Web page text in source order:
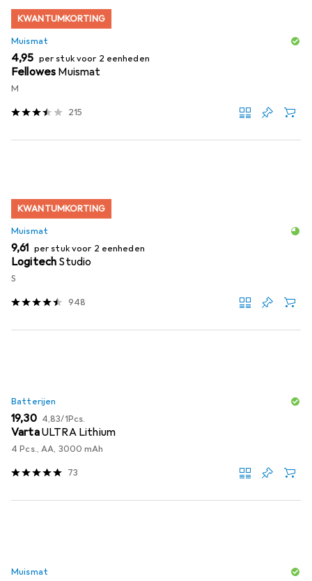
KWANTUMKORTING
Muismat
EUR
4,95 per stuk voor 2 eenheden
Fellowes Muismat
M
215
KWANTUMKORTING
Muismat
EUR
9,61 per stuk voor 2 eenheden
Logitech Studio
S
948
Batterijen
EUR
19,30 EUR
4,83/1Pcs.
VartaULTRA Lithium
4 Pcs., AA, 3000 mAh
73
Muismat